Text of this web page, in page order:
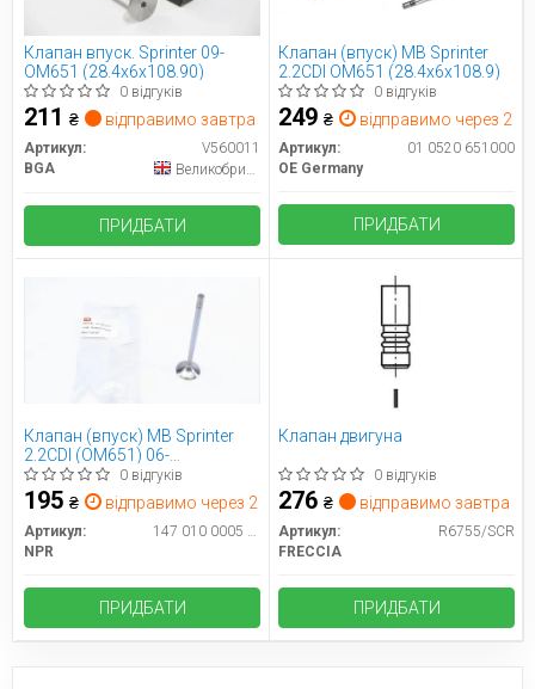
Клапан впуск. Sprinter 09-
OM651 (28.4x6x108.90)
0 відгуків
211 ₴ відправимо завтра
Артикул:
V560011
BGA
Великобританія
ПРИДБАТИ
Клапан (впуск) MB Sprinter
2.2CDI OM651 (28.4х6х108.9)
0 відгуків
249 ₴ відправимо через 2
Артикул:
01 0520 651000
OE Germany
ПРИДБАТИ
Клапан (впуск) MB Sprinter
2.2CDI (OM651) 06-
(28,40x5,96x109) =
5610040000
0 відгуків
195 ₴ відправимо через 2 дн.
Артикул:
NPR
ПРИДБАТИ
Клапан двигуна
0 відгуків
276 ₴ відправимо завтра
Артикул:
R6755/SCR
FRECCIA
ПРИДБАТИ